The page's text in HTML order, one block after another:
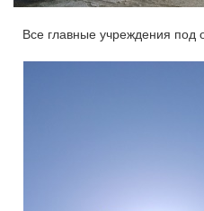
Все главные учреждения под